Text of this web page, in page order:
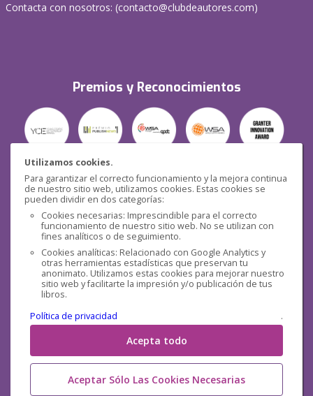
Utilizamos cookies.
Para garantizar el correcto funcionamiento y la mejora continua
de nuestro sitio web, utilizamos cookies. Estas cookies se
pueden dividir en dos categorías:
Cookies necesarias: Imprescindible para el correcto
funcionamiento de nuestro sitio web. No se utilizan con
fines analíticos o de seguimiento.
Cookies analíticas: Relacionado con Google Analytics y
otras herramientas estadísticas que preservan tu
anonimato. Utilizamos estas cookies para mejorar nuestro
sitio web y facilitarte la impresión y/o publicación de tus
libros.
Política de privacidad
.
Acepta todo
Aceptar Sólo Las Cookies Necesarias
Contacta con nosotros: (contacto@clubdeautores.com)
Premios y Reconocimientos
Seguridad
Redes sociales